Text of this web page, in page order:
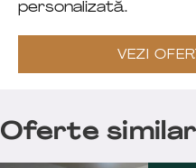
personalizată.
VEZI
Oferte